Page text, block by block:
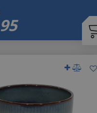
95